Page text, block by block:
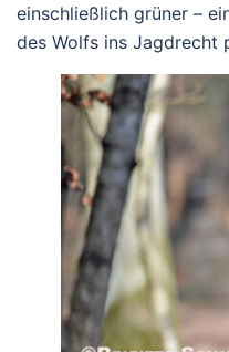
einschließlich grüner –
des Wolfs ins Jagdrecht